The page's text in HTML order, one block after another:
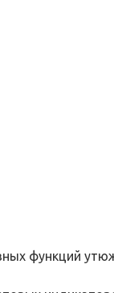
функций